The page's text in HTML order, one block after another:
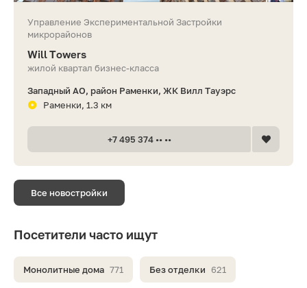
Управление Экспериментальной Застройки
микрорайонов
Will Towers
жилой квартал бизнес-класса
Западный АО, район Раменки, ЖК Вилл Тауэрс
Раменки, 1.3 км
+7 495 374 •• ••
Все новостройки
Посетители часто ищут
Монолитные дома 771 Без отделки 621